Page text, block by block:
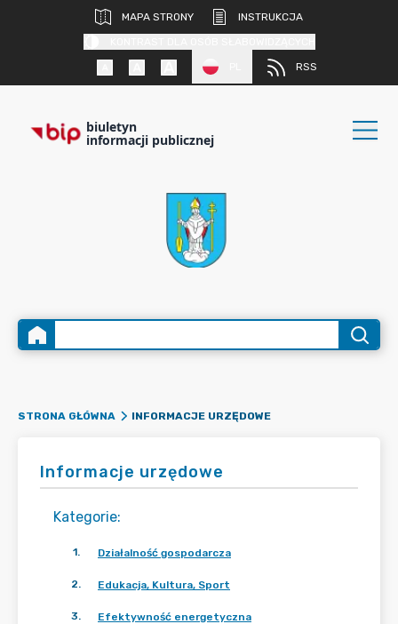
MAPA STRONY
INSTRUKCJA
RSS
biuletyn
informacji publicznej
STRONA GŁÓWNA INFORMACJE URZĘDOWE
Informacje urzędowe
Kategorie:
1. Działalność gospodarcza
2. Edukacja, Kultura, Sport
3. Efektywność energetyczna